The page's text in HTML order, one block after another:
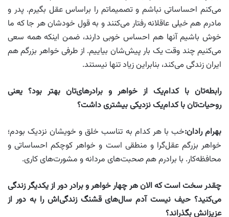
می‌کنم احساساتی‌ نباشم و تصمیماتم را براساس عقل بگیرم. پدر و
مادرم هم خیلی‌ عاقلانه رفتار می‌کنند و به قول خودشان هر جا که ما
خوش باشیم آنها هم احساس خوبی‌ دارند، ضمن اینکه همه سعی‌
می‌کنیم چند وقت یک بار پیش‌شان بیاییم. از طرفی‌ خواهر بزرگم هم
ایران زندگی‌ می‌کند، بنابراین زیاد تنها نیستند.
رابطه‌تان با کدام‌یک از خواهر و برادرهای‌تان بهتر بود؟ یعنی
روحیات‌تان با کدام‌یک نزدیکی بیشتری داشت؟
بهرام رادان:خب با هر کدام به تناسب خلق و خویشان نزدیک بودم؛
خواهر بزرگم عقل‌گرا و منطقى است و خواهر کوچکم احساساتى و
محافظه‌کار. با برادرم هم صحبت‌هاى مردانه و مشورت‌هاى کارى.
چقدر سخت است که الان هر چهار خواهر و برادر دور از یکدیگر زندگی
می‌کنید؟ حیف نیست آدم سال‌های قشنگ زندگی‌اش را به دور از
عزیزانش بگذراند؟